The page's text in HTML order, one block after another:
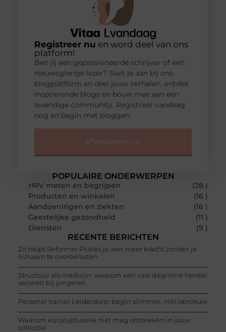
POPULAIRE ONDERWERPEN
HRV meten en begrijpen
(28 )
Producten en winkelen
(16 )
Aandoeningen en ziekten
(16 )
Geestelijke gezondheid
(11 )
Diensten
(9 )
RECENTE BERICHTEN
Zo helpt Reformer Pilates je aan meer kracht zonder je
lichaam te overbelasten
Structuur als medicijn: waarom een vast dagritme herstel
versnelt bij jongeren
Personal trainer Leiderdorp: begin slimmer, niet opnieuw
Waarom eucalyptusolie niet mag ontbreken in jouw
collectie
Registreer nu en word deel van ons
platform!
Ben jij een gepassioneerde schrijver of een
nieuwsgierige lezer? Sluit je aan bij ons
blogplatform en deel jouw verhalen, ontdek
inspirerende blogs en bouw mee aan een
levendige community. Registreer vandaag
nog en begin met bloggen.
Registreer nu!